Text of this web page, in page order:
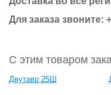
Для заказа звоните:
С этим товаром
Двутавр 25Ш